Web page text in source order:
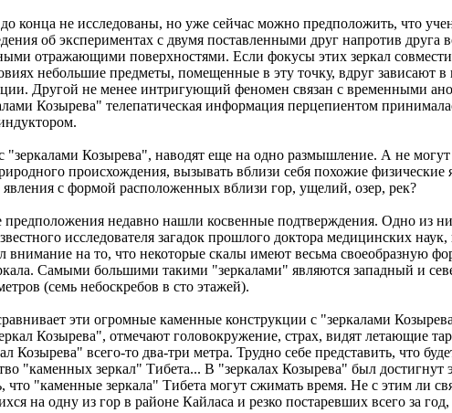
конца не исследованы, но уже сейчас можно предположить, что
об экспериментах с двумя поставленными друг напротив друга
отражающими поверхностями. Если фокусы этих зеркал
небольшие предметы, помещенные в эту точку, вдруг зависают в
Другой не менее интригующий феномен связан с временными
Козырева" телепатическая информация перцепиентом
"зеркалами Козырева", наводят еще на одно размышление. А не
происхождения, вызывать вблизи себя похожие физические
с формой расположенных вблизи гор, ущелий, озер, рек?
предположения недавно нашли косвенные подтверждения. Одно из
исследователя загадок прошлого доктора медицинских
на то, что некоторые скалы имеют весьма своеобразную
Самыми большими такими "зеркалами" являются западный и
(семь небоскребов в сто этажей).
эти огромные каменные конструкции с "зеркалами
Козырева", отмечают головокружение, страх, видят летающие
Козырева" всего-то два-три метра. Трудно себе представить, что
"каменных зеркал" Тибета... В "зеркалах Козырева" был достигнут
"каменные зеркала" Тибета могут сжимать время. Не с этим ли
на одну из гор в районе Кайласа и резко постаревших всего за